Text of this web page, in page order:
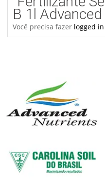
B 1l
Você precisa fazer logged in